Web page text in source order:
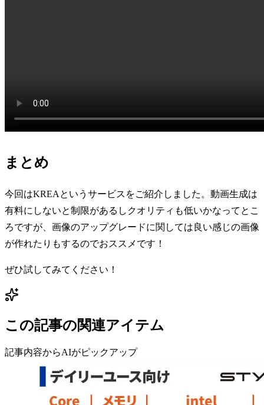
まとめ
今回はKREAというサービスをご紹介しました。動画生成は
有料にしないと制限があるしクオリティも低いかなってとこ
ろですが、画像のアップグレードに関しては良い感じの画像
が作れたりもするのでおススメです！
ぜひ試してみてください！
この記事の関連アイテム
記事内容からAIがピックアップ